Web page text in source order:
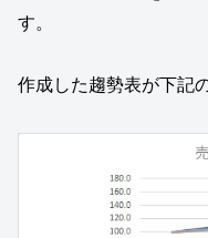
す。
作成した趨勢表が下記